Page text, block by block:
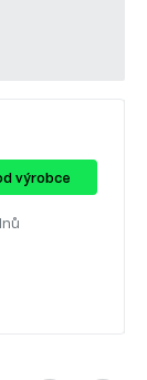
výrobce